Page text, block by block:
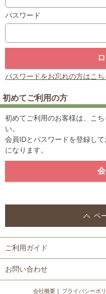
パスワード
パスワードをお忘れの方はこち
初めてご利用の方
初めてご利用のお客様は、こ
い。
会員IDとパスワードを登録し
になります。
ペ
ご利用ガイド
お問い合わせ
会社概要 プライバシーポ